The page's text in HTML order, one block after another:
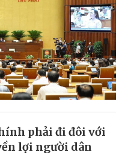
phải đi đôi với
lợi người dân